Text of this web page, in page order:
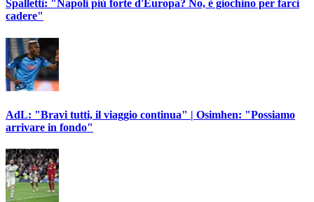
Spalletti: "Napoli più forte d'Europa? No, è giochino per farci
cadere"
AdL: "Bravi tutti, il viaggio continua" | Osimhen: "Possiamo
arrivare in fondo"